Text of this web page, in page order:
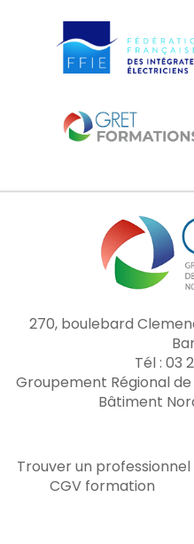
270, boulebard
Tél : 03
Groupement Régional
Bâtiment
Trouver un professionnel
CGV formation